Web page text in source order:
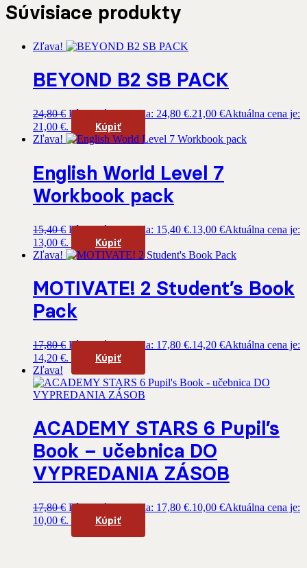
Súvisiace produkty
Zľava!
BEYOND B2 SB PACK
24,80€ Pôvodná cena bola: 24,80 €.21,00 €Aktuálna cena je:
21,00 €.
Kúpiť
Zľava!
English World Level 7
Workbook pack
15,40€ Pôvodná cena bola: 15,40 €.13,00 €Aktuálna cena je:
13,00 €.
Kúpiť
Zľava!
MOTIVATE! 2 Student’s Book
Pack
17,80€ Pôvodná cena bola: 17,80 €.14,20 €Aktuálna cena je:
14,20 €.
Kúpiť
Zľava!
ACADEMY STARS 6 Pupil’s
Book – učebnica DO
VYPREDANIA ZÁSOB
17,80€ Pôvodná cena bola: 17,80 €.10,00 €Aktuálna cena je:
10,00 €.
Kúpiť